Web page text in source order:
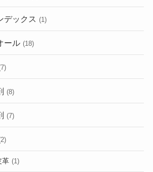
デックス (1)
ール (18)
(8)
(7)
革 (1)